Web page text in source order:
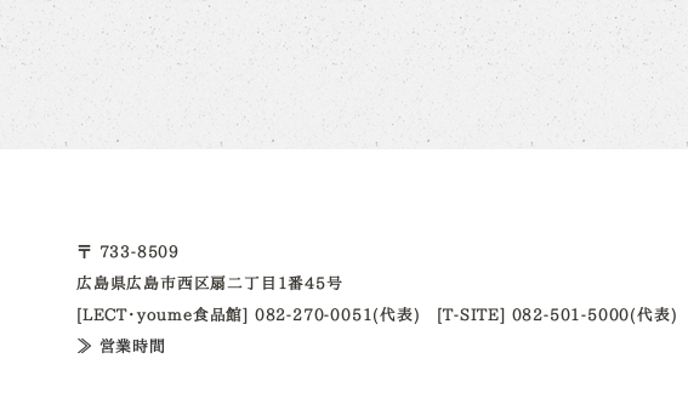
〒 733-8509
広島県広島市西区扇二丁目1番45号
[LECT・youme食品館] 082-270-0051(代表)
[T-SITE] 082-501-5000(代表)
≫ 営業時間